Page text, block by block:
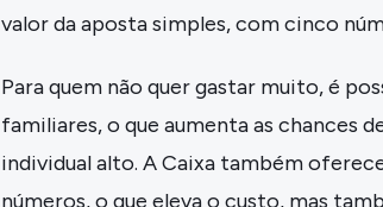
valor da aposta simples, com cinco
Para quem não quer gastar muito, é
familiares, o que aumenta as chances
individual alto. A Caixa também
números, o que eleva o custo, mas